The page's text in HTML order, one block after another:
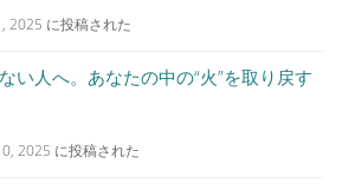
2025 に投稿された
い人へ。あなたの中の“火”を取り戻す
2025 に投稿された